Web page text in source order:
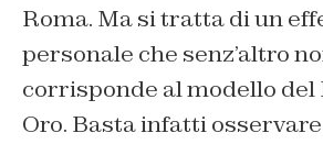
Roma. Ma si tratta di un
personale che senz’altro
corrisponde al modello del
Oro. Basta infatti